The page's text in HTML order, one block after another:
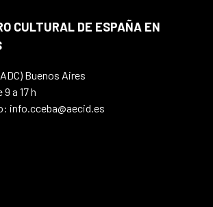
CULTURAL DE ESPAÑA EN
Buenos Aires
a 17 h
info.cceba@aecid.es